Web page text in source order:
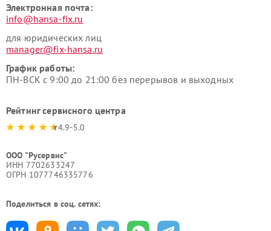
Электронная почта:
info@hansa-fix.ru
для юридических лиц
manager@fix-hansa.ru
График работы:
ПН-ВСК с 9:00 до 21:00 без перерывов и выходных
Рейтинг сервисного центра
4.9-5.0
ООО "Русервис"
ИНН 7702633247
ОГРН 1077746335776
Поделиться в соц. сетях: